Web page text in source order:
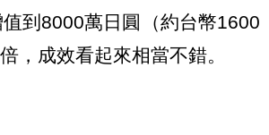
到8000萬日圓（約台幣1600
，成效看起來相當不錯。